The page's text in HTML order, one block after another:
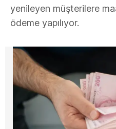
yenileyen müşterilere
ödeme yapılıyor.